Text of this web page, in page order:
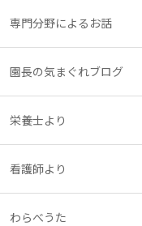
専門分野によるお話
園長の気まぐれブログ
栄養士より
看護師より
わらべうた